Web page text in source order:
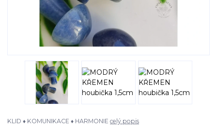
KLID ♦ KOMUNIKACE ♦ HARMONIE celý popis